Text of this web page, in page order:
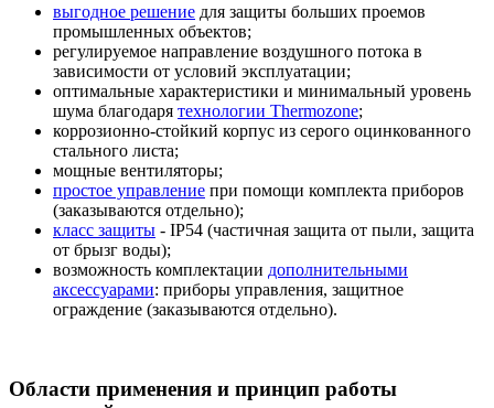
выгодное решение для защиты больших проемов
промышленных объектов;
регулируемое направление воздушного потока в
зависимости от условий эксплуатации;
оптимальные характеристики и минимальный уровень
шума благодаря технологии Thermozone;
коррозионно-стойкий корпус из серого оцинкованного
стального листа;
мощные вентиляторы;
простое управление при помощи комплекта приборов
(заказываются отдельно);
класс защиты - IP54 (частичная защита от пыли, защита
от брызг воды);
возможность комплектации дополнительными
аксессуарами: приборы управления, защитное
ограждение (заказываются отдельно).
Области применения и принцип работы